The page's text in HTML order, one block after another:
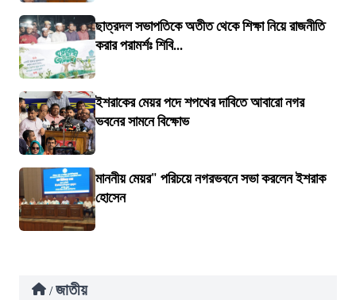
ছাত্রদল সভাপতিকে অতীত থেকে শিক্ষা নিয়ে রাজনীতি
করার পরামর্শঃ শিবি...
ইশরাকের মেয়র পদে শপথের দাবিতে আবারো নগর
ভবনের সামনে বিক্ষোভ
মাননীয় মেয়র" পরিচয়ে নগরভবনে সভা করলেন ইশরাক
হোসেন
/ জাতীয়